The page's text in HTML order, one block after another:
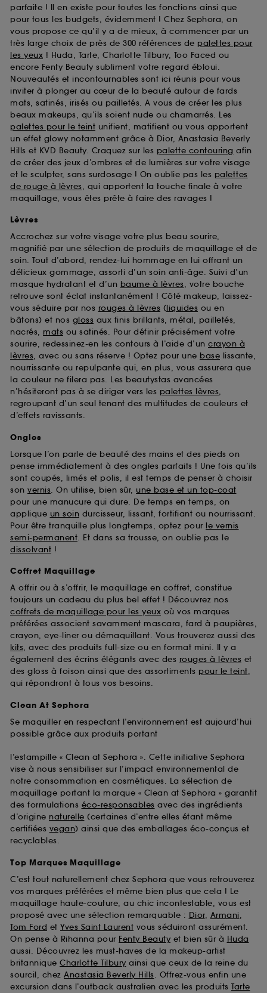
parfaite ! Il en existe pour toutes les fonctions ainsi que
pour tous les budgets, évidemment ! Chez Sephora, on
vous propose ce qu’il y a de mieux, à commencer par un
très large choix de près de 300 références de palettes pour
les yeux ! Huda, Tarte, Charlotte Tilbury, Too Faced ou
encore Fenty Beauty subliment votre regard ébloui.
Nouveautés et incontournables sont ici réunis pour vous
inviter à plonger au cœur de la beauté autour de fards
mats, satinés, irisés ou pailletés. A vous de créer les plus
beaux makeups, qu’ils soient nude ou chamarrés. Les
palettes pour le teint unifient, matifient ou vous apportent
un effet glowy notamment grâce à Dior, Anastasia Beverly
Hills et KVD Beauty. Craquez sur les palette contouring afin
de créer des jeux d’ombres et de lumières sur votre visage
et le sculpter, sans surdosage ! On oublie pas les palettes
de rouge à lèvres, qui apportent la touche finale à votre
maquillage, vous êtes prête à faire des ravages !
Lèvres
Accrochez sur votre visage votre plus beau sourire,
magnifié par une sélection de produits de maquillage et de
soin. Tout d’abord, rendez-lui hommage en lui offrant un
délicieux gommage, assorti d’un soin anti-âge. Suivi d’un
masque hydratant et d’un baume à lèvres, votre bouche
retrouve sont éclat instantanément ! Côté makeup, laissez-
vous séduire par nos rouges à lèvres (liquides ou en
bâtons) et nos gloss aux finis brillants, métal, pailletés,
nacrés, mats ou satinés. Pour définir précisément votre
sourire, redessinez-en les contours à l’aide d’un crayon à
lèvres, avec ou sans réserve ! Optez pour une base lissante,
nourrissante ou repulpante qui, en plus, vous assurera que
la couleur ne filera pas. Les beautystas avancées
n’hésiteront pas à se diriger vers les palettes lèvres,
regroupant d’un seul tenant des multitudes de couleurs et
d’effets ravissants.
Ongles
Lorsque l’on parle de beauté des mains et des pieds on
pense immédiatement à des ongles parfaits ! Une fois qu’ils
sont coupés, limés et polis, il est temps de penser à choisir
son vernis. On utilise, bien sûr, une base et un top-coat
pour une manucure qui dure. De temps en temps, on
applique un soin durcisseur, lissant, fortifiant ou nourrissant.
Pour être tranquille plus longtemps, optez pour le vernis
semi-permanent. Et dans sa trousse, on oublie pas le
dissolvant !
Coffret Maquillage
A offrir ou à s’offrir, le maquillage en coffret, constitue
toujours un cadeau du plus bel effet ! Découvrez nos
coffrets de maquillage pour les yeux où vos marques
préférées associent savamment mascara, fard à paupières,
crayon, eye-liner ou démaquillant. Vous trouverez aussi des
kits, avec des produits full-size ou en format mini. Il y a
également des écrins élégants avec des rouges à lèvres et
des gloss à foison ainsi que des assortiments pour le teint,
qui répondront à tous vos besoins.
Clean At Sephora
Se maquiller en respectant l’environnement est aujourd’hui
possible grâce aux produits portant
l’estampille « Clean at Sephora ». Cette initiative Sephora
vise à nous sensibiliser sur l’impact environnemental de
notre consommation en cosmétiques. La sélection de
maquillage portant la marque « Clean at Sephora » garantit
des formulations éco-responsables avec des ingrédients
d’origine naturelle (certaines d’entre elles étant même
certifiées vegan) ainsi que des emballages éco-conçus et
recyclables.
Top Marques Maquillage
C’est tout naturellement chez Sephora que vous retrouverez
vos marques préférées et même bien plus que cela ! Le
maquillage haute-couture, au chic incontestable, vous est
proposé avec une sélection remarquable : Dior, Armani,
Tom Ford et Yves Saint Laurent vous séduiront assurément.
On pense à Rihanna pour Fenty Beauty et bien sûr à Huda
aussi. Découvrez les must-haves de la makeup-artist
britannique Charlotte Tilbury ainsi que ceux de la reine du
sourcil, chez Anastasia Beverly Hills. Offrez-vous enfin une
excursion dans l’outback australien avec les produits Tarte